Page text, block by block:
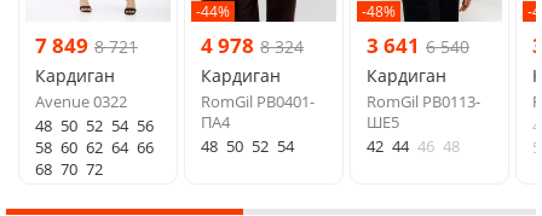
7 849 8 721
Кардиган
Avenue 0322
48 50 52 54 56
58 60 62 64 66
68 70 72
-44%
4 978 8 324
Кардиган
RomGil РВ0401-
ПА4
48 50 52 54
-48%
3 641 6 540
Кардиган
RomGil РВ0113-
ШЕ5
42 44 46 48
-